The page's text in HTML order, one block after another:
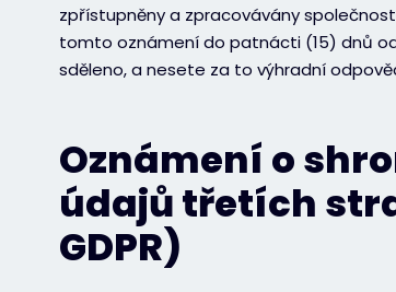
zpřístupněny a zpracovávány
tomto oznámení do patnácti (15) dnů
sděleno, a nesete za to výhradní
Oznámení o
údajů třetích
GDPR)